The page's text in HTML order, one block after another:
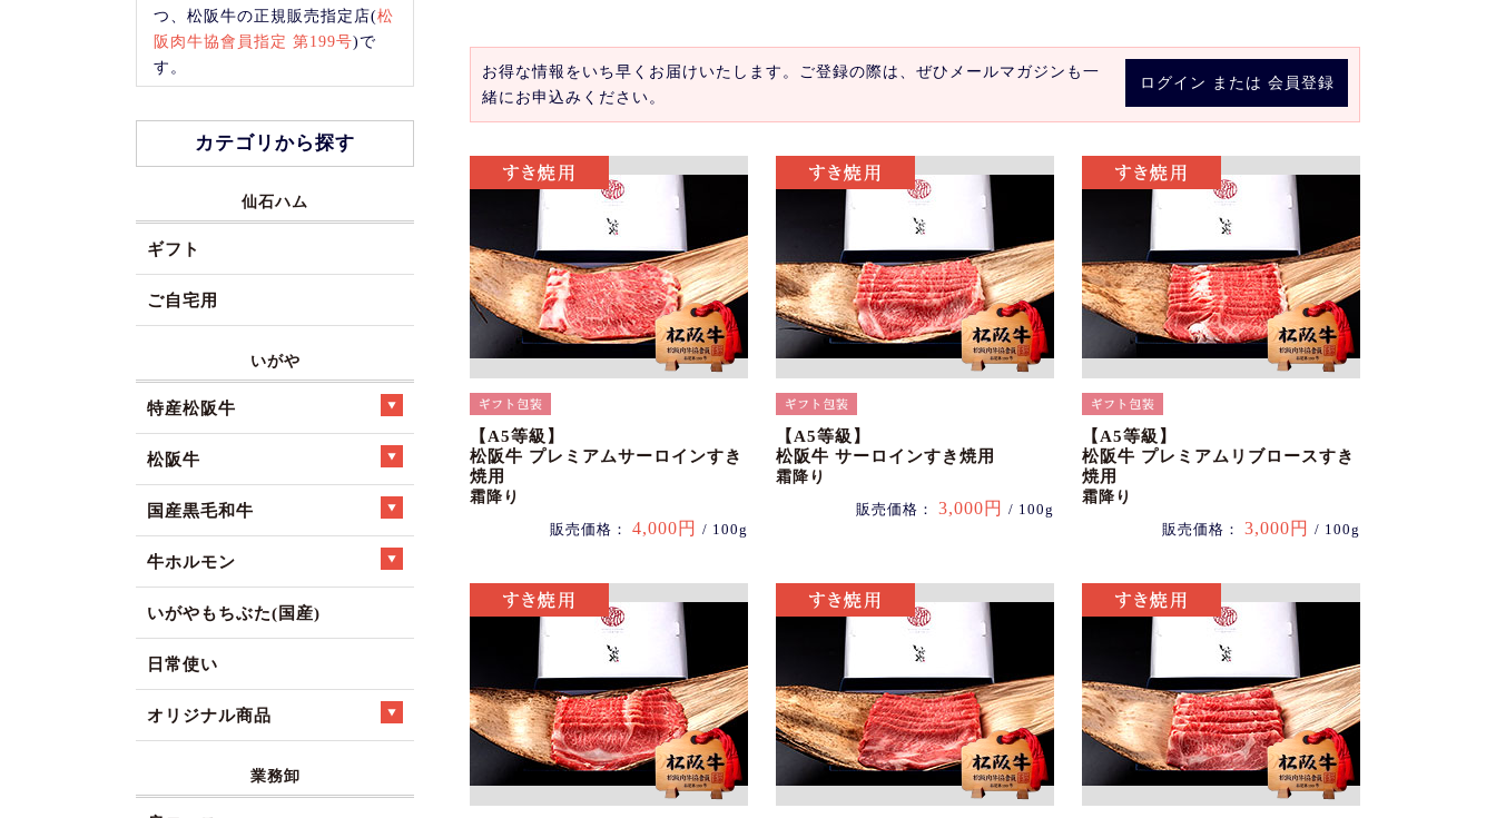
ログイン または 会員登録
お得な情報をいち早くお届けいたします。ご登録の際は、ぜひメールマガジンも一
緒にお申込みください。
【A5等級】
松阪牛 プレミアムサーロインすき
焼用
霜降り
販売価格： 4,000円 / 100g
【A5等級】
松阪牛 サーロインすき焼用
霜降り
販売価格： 3,000円 / 100g
【A5等級】
松阪牛 プレミアムリブロースすき
焼用
霜降り
販売価格： 3,000円 / 100g
つ、松阪牛の正規販売指定店(松
阪肉牛協會員指定 第199号)で
す。
カテゴリから探す
仙石ハム
ギフト
ご自宅用
いがや
特産松阪牛
松阪牛
国産黒毛和牛
牛ホルモン
いがやもちぶた(国産)
日常使い
オリジナル商品
業務卸